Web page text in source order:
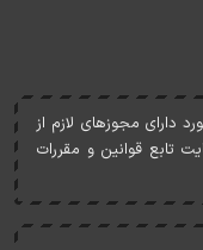
دارای مجوزهای لازم از
تابع قوانين و مقررات